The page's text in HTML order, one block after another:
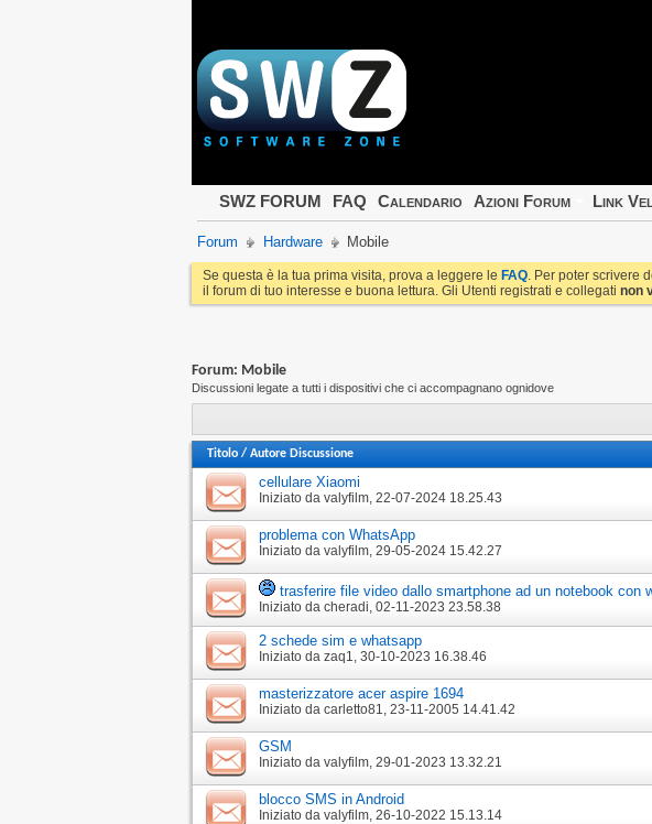
SWZ FORUM FAQ Calendario Azioni Forum Link
Forum Hardware Mobile
Se questa è la tua prima visita, prova a leggere le FAQ. Per poter scrivere
il forum di tuo interesse e buona lettura. Gli Utenti registrati e collegati non
Forum: Mobile
Discussioni legate a tutti i dispositivi che ci accompagnano ognidove
Titolo / Autore Discussione
cellulare Xiaomi
Iniziato da valyfilm‎, 22-07-2024 18.25.43
problema con WhatsApp
Iniziato da valyfilm‎, 29-05-2024 15.42.27
trasferire file video dallo smartphone ad un notebook con
Iniziato da cheradi‎, 02-11-2023 23.58.38
2 schede sim e whatsapp
Iniziato da zaq1‎, 30-10-2023 16.38.46
masterizzatore acer aspire 1694
Iniziato da carletto81‎, 23-11-2005 14.41.42
GSM
Iniziato da valyfilm‎, 29-01-2023 13.32.21
blocco SMS in Android
Iniziato da valyfilm‎, 26-10-2022 15.13.14